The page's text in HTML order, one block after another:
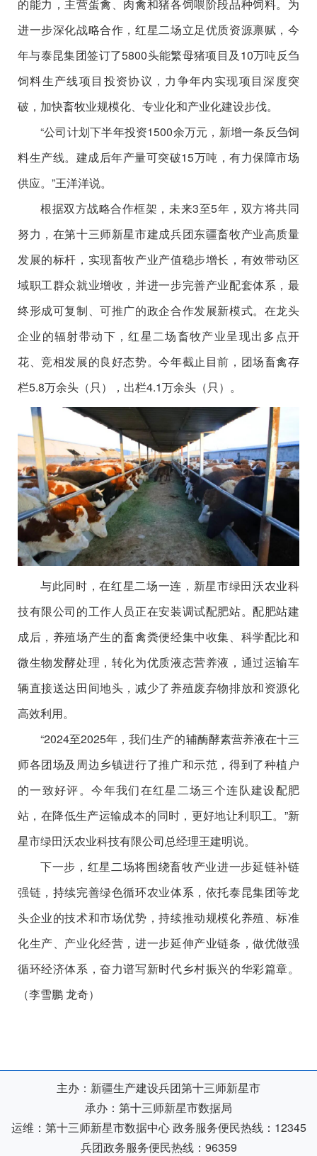
的能力，主营蛋禽、肉禽和猪各饲喂阶段品种饲料。为
进一步深化战略合作，红星二场立足优质资源禀赋，今
年与泰昆集团签订了5800头能繁母猪项目及10万吨反刍
饲料生产线项目投资协议，力争年内实现项目深度突
破，加快畜牧业规模化、专业化和产业化建设步伐。
“公司计划下半年投资1500余万元，新增一条反刍饲
料生产线。建成后年产量可突破15万吨，有力保障市场
供应。”王洋洋说。
根据双方战略合作框架，未来3至5年，双方将共同
努力，在第十三师新星市建成兵团东疆畜牧产业高质量
发展的标杆，实现畜牧产业产值稳步增长，有效带动区
域职工群众就业增收，并进一步完善产业配套体系，最
终形成可复制、可推广的政企合作发展新模式。在龙头
企业的辐射带动下，红星二场畜牧产业呈现出多点开
花、竞相发展的良好态势。今年截止目前，团场畜禽存
栏5.8万余头（只），出栏4.1万余头（只）。
与此同时，在红星二场一连，新星市绿田沃农业科
技有限公司的工作人员正在安装调试配肥站。配肥站建
成后，养殖场产生的畜禽粪便经集中收集、科学配比和
微生物发酵处理，转化为优质液态营养液，通过运输车
辆直接送达田间地头，减少了养殖废弃物排放和资源化
高效利用。
“2024至2025年，我们生产的辅酶酵素营养液在十三
师各团场及周边乡镇进行了推广和示范，得到了种植户
的一致好评。今年我们在红星二场三个连队建设配肥
站，在降低生产运输成本的同时，更好地让利职工。”新
星市绿田沃农业科技有限公司总经理王建明说。
下一步，红星二场将围绕畜牧产业进一步延链补链
强链，持续完善绿色循环农业体系，依托泰昆集团等龙
头企业的技术和市场优势，持续推动规模化养殖、标准
化生产、产业化经营，进一步延伸产业链条，做优做强
循环经济体系，奋力谱写新时代乡村振兴的华彩篇章。
（李雪鹏 龙奇）
主办：新疆生产建设兵团第十三师新星市
承办：第十三师新星市数据局
运维：第十三师新星市数据中心政务服务便民热线：12345
兵团政务服务便民热线：96359